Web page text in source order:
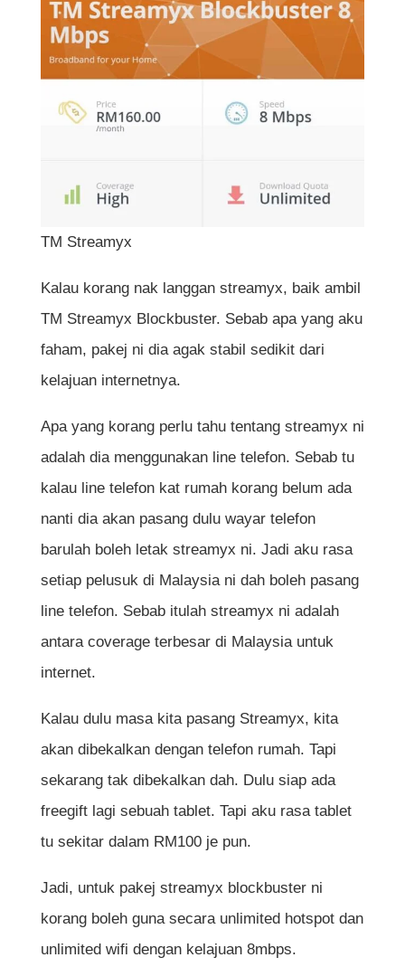
TM Streamyx
Kalau korang nak langgan streamyx, baik ambil
TM Streamyx Blockbuster. Sebab apa yang aku
faham, pakej ni dia agak stabil sedikit dari
kelajuan internetnya.
Apa yang korang perlu tahu tentang streamyx ni
adalah dia menggunakan line telefon. Sebab tu
kalau line telefon kat rumah korang belum ada
nanti dia akan pasang dulu wayar telefon
barulah boleh letak streamyx ni. Jadi aku rasa
setiap pelusuk di Malaysia ni dah boleh pasang
line telefon. Sebab itulah streamyx ni adalah
antara coverage terbesar di Malaysia untuk
internet.
Kalau dulu masa kita pasang Streamyx, kita
akan dibekalkan dengan telefon rumah. Tapi
sekarang tak dibekalkan dah. Dulu siap ada
freegift lagi sebuah tablet. Tapi aku rasa tablet
tu sekitar dalam RM100 je pun.
Jadi, untuk pakej streamyx blockbuster ni
korang boleh guna secara unlimited hotspot dan
unlimited wifi dengan kelajuan 8mbps.